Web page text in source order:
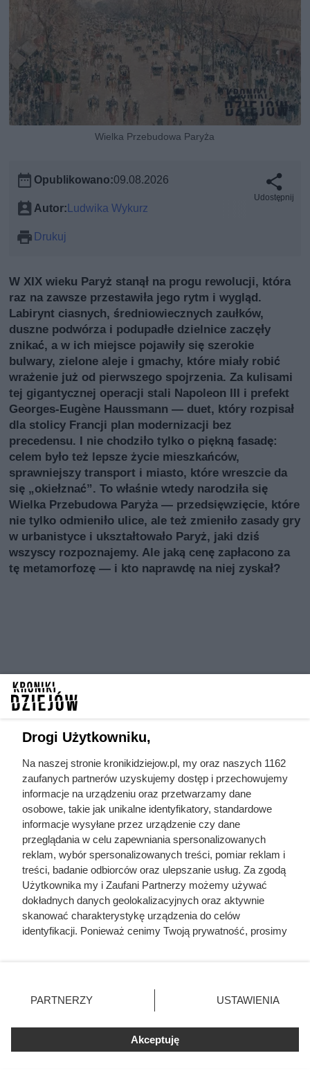
Wielka Przebudowa Paryża
Opublikowano:09.08.2026
Autor:Ludwika Wykurz
Drukuj
Udostępnij
W XIX wieku Paryż stanął na progu rewolucji, która
raz na zawsze przestawiła jego rytm i wygląd.
Labirynt ciasnych, średniowiecznych zaułków,
duszne podwórza i podupadłe dzielnice zaczęły
znikać, a w ich miejsce pojawiły się szerokie
bulwary, zielone aleje i gmachy, które miały robić
wrażenie już od pierwszego spojrzenia. Za kulisami
tej gigantycznej operacji stali Napoleon III i prefekt
Georges-Eugène Haussmann — duet, który rozpisał
dla stolicy Francji plan modernizacji bez
precedensu. I nie chodziło tylko o piękną fasadę:
celem było też lepsze życie mieszkańców,
sprawniejszy transport i miasto, które wreszcie da
się „okiełznać”. To właśnie wtedy narodziła się
Wielka Przebudowa Paryża — przedsięwzięcie, które
nie tylko odmieniło ulice, ale też zmieniło zasady gry
w urbanistyce i ukształtowało Paryż, jaki dziś
wszyscy rozpoznajemy. Ale jaką cenę zapłacono za
tę metamorfozę — i kto naprawdę na niej zyskał?
Jak przebudowano Paryż za Napoleona III
Haussmann i przebudowa Paryża: skutki
Haussmann i Napoleon III: nowy Paryż
Jak Haussmann przebudował Paryż
Jak przebudowano Paryż za
Drogi Użytkowniku,
Na naszej stronie kronikidziejow.pl, my oraz naszych 1162
zaufanych partnerów uzyskujemy dostęp i przechowujemy
informacje na urządzeniu oraz przetwarzamy dane
osobowe, takie jak unikalne identyfikatory, standardowe
informacje wysyłane przez urządzenie czy dane
przeglądania w celu zapewniania spersonalizowanych
reklam, wybór spersonalizowanych treści, pomiar reklam i
treści, badanie odbiorców oraz ulepszanie usług. Za zgodą
Użytkownika my i Zaufani Partnerzy możemy używać
dokładnych danych geolokalizacyjnych oraz aktywnie
skanować charakterystykę urządzenia do celów
identyfikacji. Ponieważ cenimy Twoją prywatność, prosimy
prywatności znajdujący się w lewym dolnym rogu strony
. Niektóre rodzaje przetwarzania danych nie wymagają
zgody użytkownika, ale masz prawo sprzeciwić się
takiemu przetwarzaniu. Preferencje będą miały
zastosowania tylko na tej witrynie.
PARTNERZY USTAWIENIA
Akceptuję